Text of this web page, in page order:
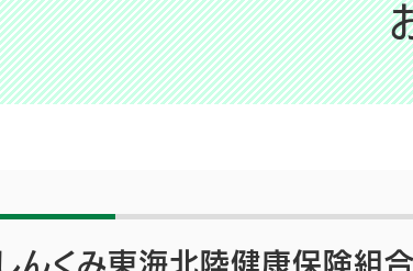
しんくみ東海北陸健康保険組